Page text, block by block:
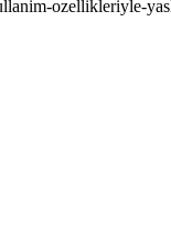
ozellikleriyle-